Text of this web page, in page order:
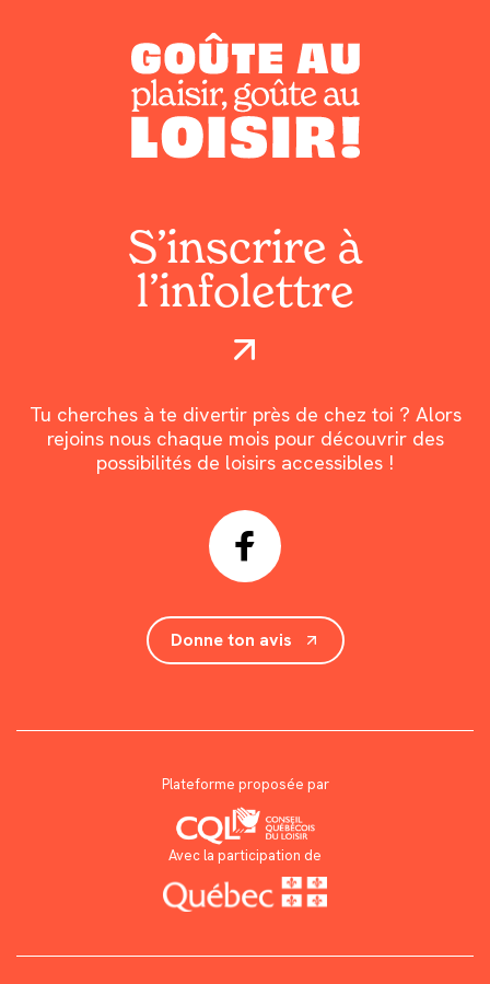
S’inscrire à
l’infolettre
Tu cherches à te divertir près de chez toi ? Alors
rejoins nous chaque mois pour découvrir des
possibilités de loisirs accessibles !
Donne ton avis
Plateforme proposée par
Avec la participation de